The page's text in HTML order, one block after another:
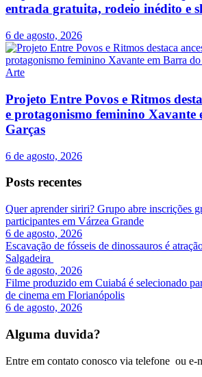
entrada gratuita, rodeio inédito e
6 de agosto, 2026
Arte
Projeto Entre Povos e Ritmos
e protagonismo feminino Xavante
Garças
6 de agosto, 2026
Posts recentes
Quer aprender siriri? Grupo abre inscrições
participantes em Várzea Grande
6 de agosto, 2026
Escavação de fósseis de dinossauros é
Salgadeira
6 de agosto, 2026
Filme produzido em Cuiabá é selecionado
de cinema em Florianópolis
6 de agosto, 2026
Alguma duvida?
Entre em contato conosco via telefone ou e-